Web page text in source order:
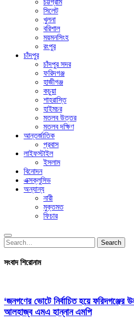
চট্টগ্রাম
সিলেট
খুলনা
বরিশাল
ময়মনসিংহ
রংপুর
চাঁদপুর
চাঁদপুর সদর
ফরিদগঞ্জ
হাজীগঞ্জ
কচুয়া
শাহরাস্তি
হাইমচর
মতলব উত্তর
মতলব দক্ষিণ
আন্তর্জাতিক
প্রবাস
লাইফস্টাইল
ইসলাম
বিনোদন
এক্সক্লুসিভ
অন্যান্য
নারী
মুক্তমত
ফিচার
Search
for:
Search
সংবাদ শিরোনাম
‘জনগণের ভোটে নির্বাচিত হয়ে ফরিদগঞ্জের
আলহাজ্ব এমএ হান্নান এমপি